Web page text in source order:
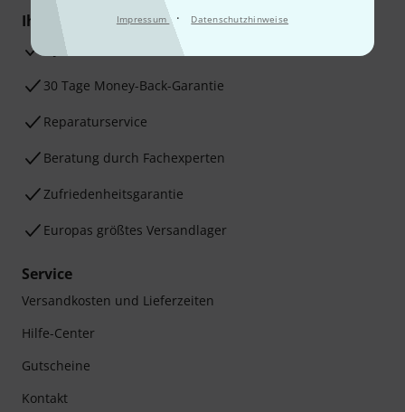
Impressum · Datenschutzhinweise
Ihre Vorteile
3 Jahre Thomann Garantie
30 Tage Money-Back-Garantie
Reparaturservice
Beratung durch Fachexperten
Zufriedenheitsgarantie
Europas größtes Versandlager
Service
Versandkosten und Lieferzeiten
Hilfe-Center
Gutscheine
Kontakt